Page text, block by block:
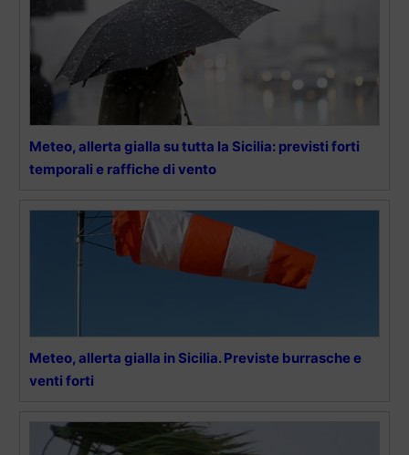
Meteo, allerta gialla su tutta la Sicilia: previsti forti
temporali e raffiche di vento
Meteo, allerta gialla in Sicilia. Previste burrasche e
venti forti